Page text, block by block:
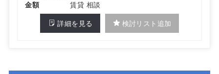
金額
賃貸 相談
詳細を見る 検討リスト追加